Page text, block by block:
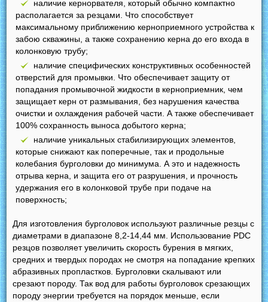
наличие кернорвателя, который обычно компактно
располагается за резцами. Что способствует
максимальному приближению керноприемного устройства к
забою скважины, а также сохранению керна до его входа в
колонковую трубу;
наличие специфических конструктивных особенностей
отверстий для промывки. Что обеспечивает защиту от
попадания промывочной жидкости в керноприемник, чем
защищает керн от размывания, без нарушения качества
очистки и охлаждения рабочей части. А также обеспечивает
100% сохранность выноса добытого керна;
наличие уникальных стабилизирующих элементов,
которые снижают как поперечные, так и продольные
колебания бурголовки до минимума. А это и надежность
отрыва керна, и защита его от разрушения, и прочность
удержания его в колонковой трубе при подаче на
поверхность;
Для изготовления бурголовок используют различные резцы с
диаметрами в диапазоне 8,2-14,44 мм. Использование PDC
резцов позволяет увеличить скорость бурения в мягких,
средних и твердых породах не смотря на попадание крепких
абразивных пропластков. Бурголовки скалывают или
срезают породу. Так вод для работы бурголовок срезающих
породу энергии требуется на порядок меньше, если